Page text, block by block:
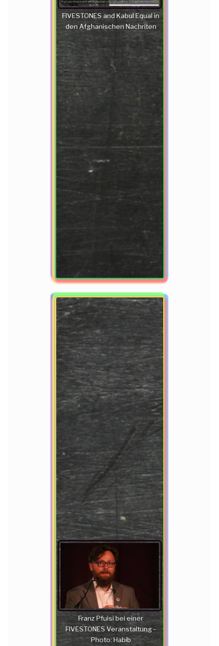
FIVESTONES and Kabul Equal in
den Afghanischen Nachriten
Franz Pfuisi bei einer
FIVESTONES Veranstaltung -
Photo: Habib